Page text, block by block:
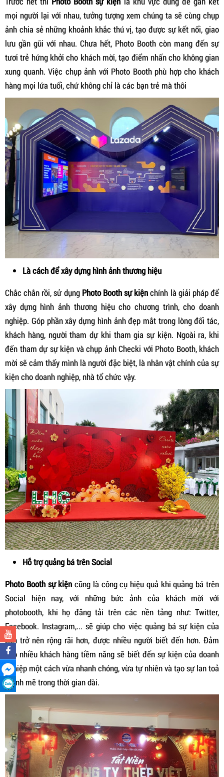
mọi người lại với nhau, tưởng tượng xem chúng ta sẽ cùng chụp
ảnh chia sẻ những khoảnh khắc thú vị, tạo được sự kết nối, giao
lưu gần gũi với nhau. Chưa hết, Photo Booth còn mang đến sự
tươi trẻ hứng khởi cho khách mời, tạo điểm nhấn cho không gian
xung quanh. Việc chụp ảnh với Photo Booth phù hợp cho khách
hàng mọi lứa tuổi, chứ không chỉ là các bạn trẻ mà thôi
Là cách để xây dựng hình ảnh thương hiệu
Chắc chắn rồi, sử dụng Photo Booth sự kiệnchính là giải pháp để
xây dựng hình ảnh thương hiệu cho chương trình, cho doanh
nghiệp. Góp phần xây dựng hình ảnh đẹp mắt trong lòng đối tác,
khách hàng, người tham dự khi tham gia sự kiện. Ngoài ra, khi
đến tham dự sự kiện và chụp ảnh Checki với Photo Booth, khách
mời sẽ cảm thấy mình là người đặc biệt, là nhân vật chính của sự
kiện cho doanh nghiệp, nhà tổ chức vậy.
Hỗ trợ quảng bá trên Social
Photo Booth sự kiệncũng là công cụ hiệu quả khi quảng bá trên
Social hiện nay, với những bức ảnh của khách mời với
photobooth, khi họ đăng tải trên các nền tảng như: Twitter,
Facebook. Instagram,... sẽ giúp cho việc quảng bá sự kiện của
bạn trở nên rộng rãi hơn, được nhiều người biết đến hơn. Đảm
bảo nhiều khách hàng tiềm năng sẽ biết đến sự kiện của doanh
nghiệp một cách vừa nhanh chóng, vừa tự nhiên và tạo sự lan toả
mạnh mẽ trong thời gian dài.